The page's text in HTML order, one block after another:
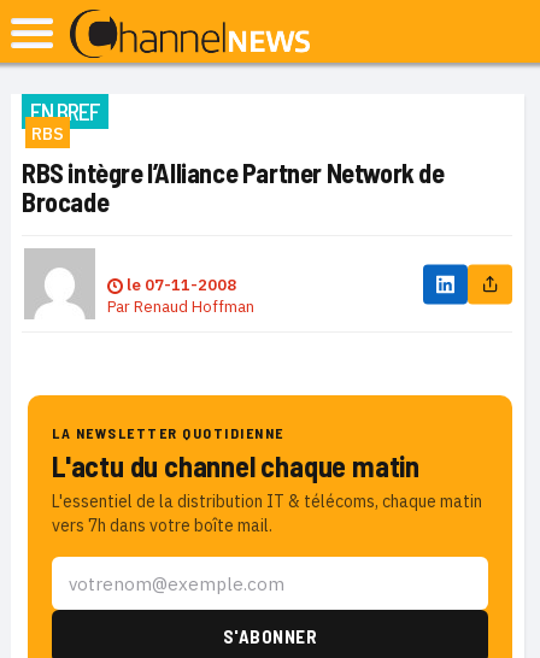
EN BREF
RBS
RBS intègre l’Alliance Partner Network de
Brocade
le 07-11-2008
ParRenaud Hoffman
LA NEWSLETTER QUOTIDIENNE
L'actu du channel chaque matin
L'essentiel de la distribution IT & télécoms, chaque matin
vers 7h dans votre boîte mail.